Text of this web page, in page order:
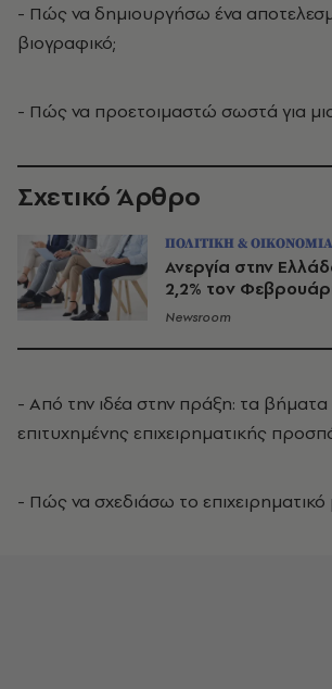
- Πώς να δημιουργήσω ένα
βιογραφικό;
- Πώς να προετοιμαστώ σωστά για
Σχετικό Άρθρο
ΠΟΛΙΤΙΚΗ & ΟΙΚΟΝΟΜΙΑ
Ανεργία στην
2,2% τον
Newsroom
- Από την ιδέα στην πράξη: τα βήματα
επιτυχημένης επιχειρηματικής
- Πώς να σχεδιάσω το επιχειρηματικό